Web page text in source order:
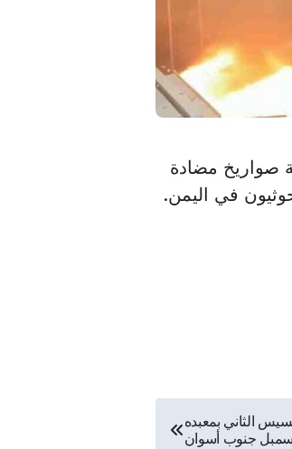
صواريخ مضادة
في اليمن.
الثاني بمعبده
جنوب أسوان